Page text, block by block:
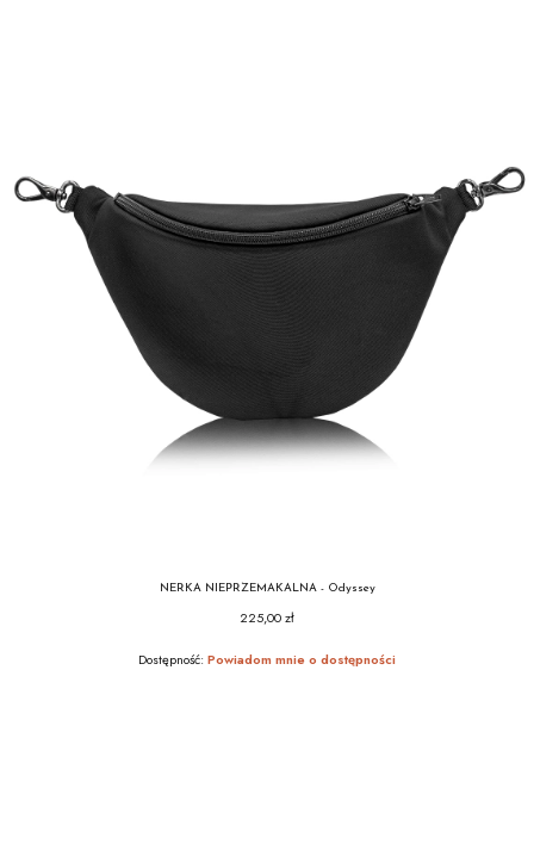
NERKA NIEPRZEMAKALNA - Odyssey
Cena
225,00 zł
Dostępność: Powiadom mnie o dostępności